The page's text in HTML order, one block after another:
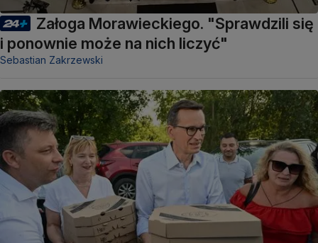
Załoga Morawieckiego. "Sprawdzili się
i ponownie może na nich liczyć"
Sebastian Zakrzewski